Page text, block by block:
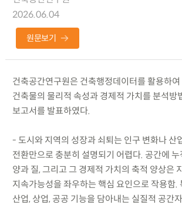
2026.06.04
원문보기
건축공간연구원은 건축행정데이터를 활용하여
건축물의 물리적 속성과 경제적 가치를 분석방
보고서를 발표하였다.
- 도시와 지역의 성장과 쇠퇴는 인구 변화나 산
전환만으로 충분히 설명되기 어렵다. 공간에
양과 질, 그리고 그 경제적 가치의 축적 양상은
지속가능성을 좌우하는 핵심 요인으로 작용함.
산업, 상업, 공공 기능을 담아내는 실질적 공간